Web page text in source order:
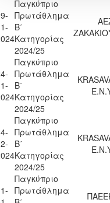
Παγκύπριο
Πρωτάθλημα
Β΄
Κατηγορίας
2024/25
Παγκύπριο
Πρωτάθλημα
Β΄
Κατηγορίας
2024/25
Παγκύπριο
Πρωτάθλημα
Β΄
Κατηγορίας
2024/25
Παγκύπριο
Πρωτάθλημα